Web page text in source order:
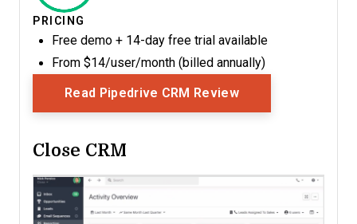
PRICING
Free demo + 14-day free trial available
From $14/user/month (billed annually)
Read Pipedrive CRM ReviewOpens New
Close CRM